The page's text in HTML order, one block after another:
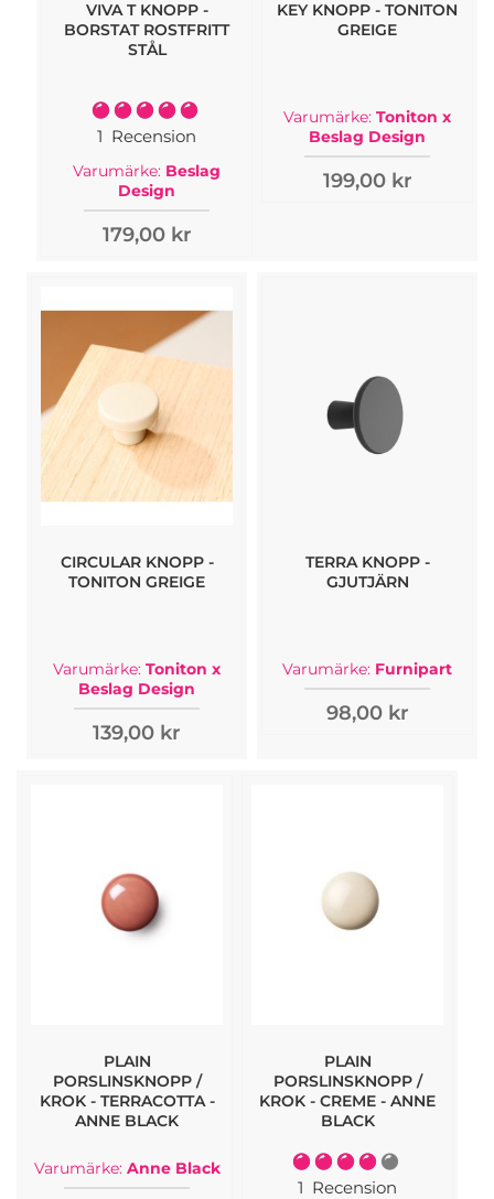
VIVA T KNOPP -
BORSTAT ROSTFRITT
STÅL
Rating:
100%
1 Recension
Varumärke: Beslag
Design
179,00 kr
KEY KNOPP - TONITON
GREIGE
Varumärke: Toniton x
Beslag Design
199,00 kr
CIRCULAR KNOPP -
TONITON GREIGE
Varumärke: Toniton x
Beslag Design
139,00 kr
TERRA KNOPP -
GJUTJÄRN
Varumärke: Furnipart
98,00 kr
PLAIN
PORSLINSKNOPP /
KROK - TERRACOTTA -
ANNE BLACK
Varumärke: Anne Black
PLAIN
PORSLINSKNOPP /
KROK - CREME - ANNE
BLACK
Rating:
80%
1 Recension